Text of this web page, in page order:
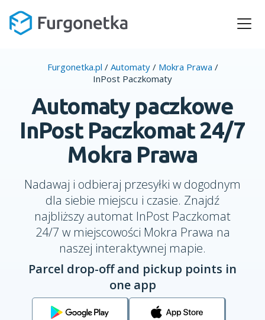
Furgonetka.pl / Automaty / Mokra Prawa /
InPost Paczkomaty
Automaty paczkowe
InPost Paczkomat 24/7
Mokra Prawa
Nadawaj i odbieraj przesyłki w dogodnym
dla siebie miejscu i czasie. Znajdź
najbliższy automat InPost Paczkomat
24/7 w miejscowości Mokra Prawa na
naszej interaktywnej mapie.
Parcel drop-off and pickup points in
one app